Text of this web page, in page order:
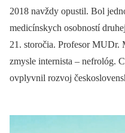
2018 navždy opustil. Bol
medicínskych osobností
21. storočia. Profesor
zmysle internista –⁠ nefrológ.
ovplyvnil rozvoj